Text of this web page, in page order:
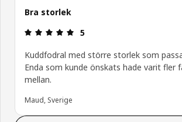
Bra storlek
Recension: 5 / 5 stjärnor.
5
Kuddfodral med större storlek som
Enda som kunde önskats hade varit fler
mellan.
Maud, Sverige